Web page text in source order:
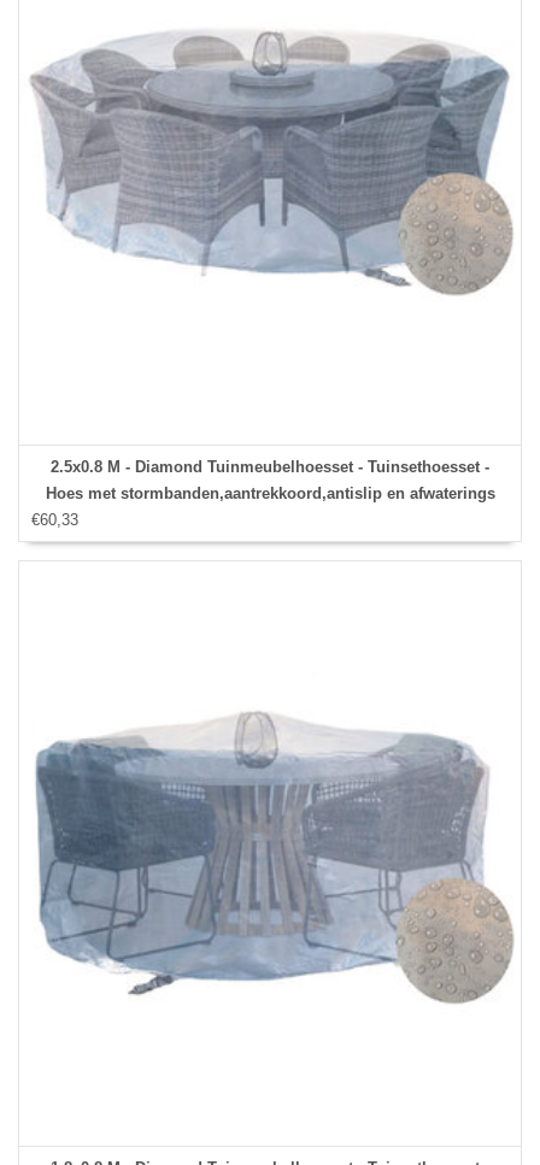
2.5x0.8 M - Diamond Tuinmeubelhoesset - Tuinsethoesset -
Hoes met stormbanden,aantrekkoord,antislip en afwaterings
€60,33